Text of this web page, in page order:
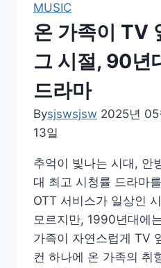
시
의
데
까
MUSIC
온 가족이 TV
그 시절, 90년
드라마
Bysjswsjsw 2025년 05
13일
추억이 빛나는 시대, 안
대 최고 시청률 드라마
OTT 서비스가 일상인
모르지만, 1990년대에
가족이 자연스럽게 TV
컨 하나에 온 가족의 취